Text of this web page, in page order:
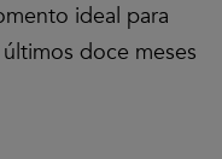
ideal para
doce meses